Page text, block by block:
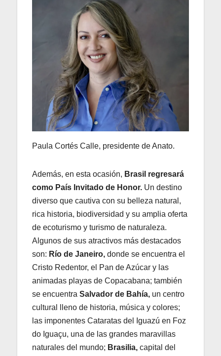
Paula Cortés Calle, presidente de Anato.
Además, en esta ocasión, Brasil regresará
como País Invitado de Honor. Un destino
diverso que cautiva con su belleza natural,
rica historia, biodiversidad y su amplia oferta
de ecoturismo y turismo de naturaleza.
Algunos de sus atractivos más destacados
son: Río de Janeiro, donde se encuentra el
Cristo Redentor, el Pan de Azúcar y las
animadas playas de Copacabana; también
se encuentra Salvador de Bahía, un centro
cultural lleno de historia, música y colores;
las imponentes Cataratas del Iguazú en Foz
do Iguaçu, una de las grandes maravillas
naturales del mundo; Brasilia, capital del